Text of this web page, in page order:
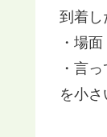
到着し
・場面
・言
を小